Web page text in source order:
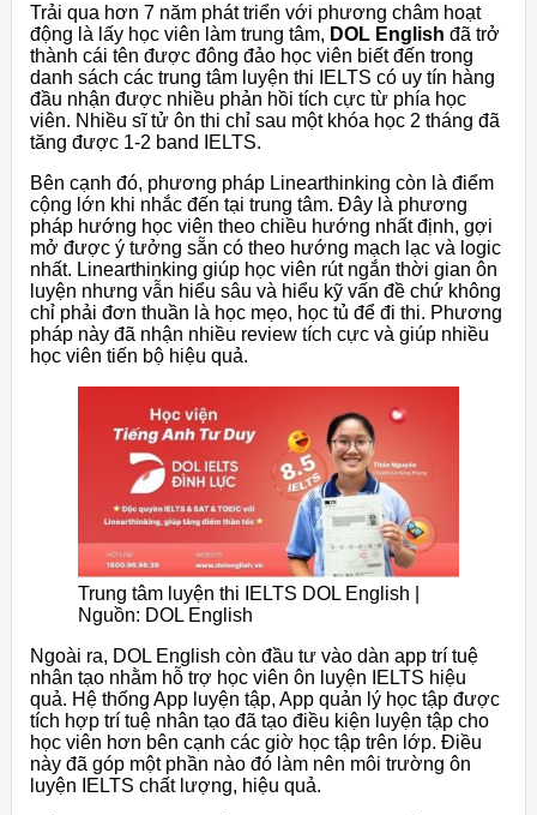
Trải qua hơn 7 năm phát triển với phương châm hoạt
động là lấy học viên làm trung tâm, DOL English đã trở
thành cái tên được đông đảo học viên biết đến trong
danh sách các trung tâm luyện thi IELTS có uy tín hàng
đầu nhận được nhiều phản hồi tích cực từ phía học
viên. Nhiều sĩ tử ôn thi chỉ sau một khóa học 2 tháng đã
tăng được 1-2 band IELTS.
Bên cạnh đó, phương pháp Linearthinking còn là điểm
cộng lớn khi nhắc đến tại trung tâm. Đây là phương
pháp hướng học viên theo chiều hướng nhất định, gợi
mở được ý tưởng sẵn có theo hướng mạch lạc và logic
nhất. Linearthinking giúp học viên rút ngắn thời gian ôn
luyện nhưng vẫn hiểu sâu và hiểu kỹ vấn đề chứ không
chỉ phải đơn thuần là học mẹo, học tủ để đi thi. Phương
pháp này đã nhận nhiều review tích cực và giúp nhiều
học viên tiến bộ hiệu quả.
Trung tâm luyện thi IELTS DOL English |
Nguồn: DOL English
Ngoài ra, DOL English còn đầu tư vào dàn app trí tuệ
nhân tạo nhằm hỗ trợ học viên ôn luyện IELTS hiệu
quả. Hệ thống App luyện tập, App quản lý học tập được
tích hợp trí tuệ nhân tạo đã tạo điều kiện luyện tập cho
học viên hơn bên cạnh các giờ học tập trên lớp. Điều
này đã góp một phần nào đó làm nên môi trường ôn
luyện IELTS chất lượng, hiệu quả.